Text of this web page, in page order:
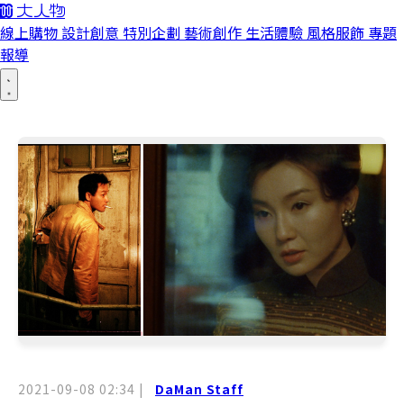
線上購物 設計創意 特別企劃 藝術創作 生活體驗 風格服飾 專題
報導
2021-09-08 02:34 | DaMan Staff